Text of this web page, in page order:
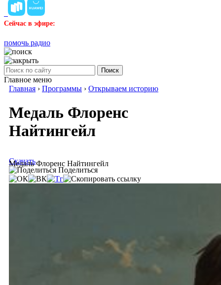
Сейчас в эфире:
помочь радио
Поиск
Главное меню
Главная › Программы › Открываем историю
Медаль Флоренс
Найтингейл
Медаль Флоренс Найтингейл
Скачать
Поделиться